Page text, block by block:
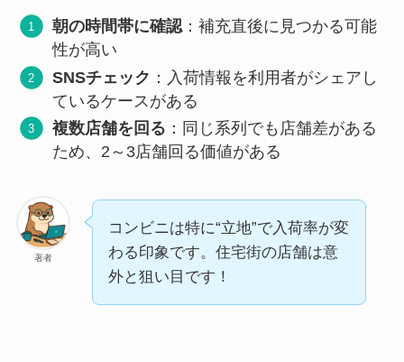
朝の時間帯に確認：補充直後に見つかる可能
性が高い
SNSチェック ：入荷情報を利用者がシェアし
ているケースがある
複数店舗を回る ：同じ系列でも店舗差がある
ため、2～3店舗回る価値がある
著者
コンビニは特に“立地”で入荷率が変
わる印象です。住宅街の店舗は意
外と狙い目です！